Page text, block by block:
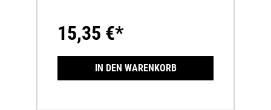
15,35 €*
IN DEN WARENKORB